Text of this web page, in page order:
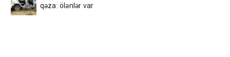
qəza: ölənlər var